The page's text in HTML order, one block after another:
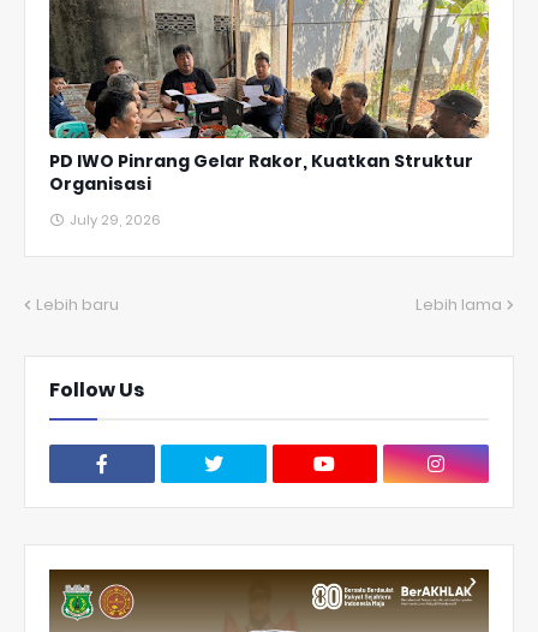
PD IWO Pinrang Gelar Rakor, Kuatkan Struktur
Organisasi
July 29, 2026
Lebih baru Lebih lama
Follow Us